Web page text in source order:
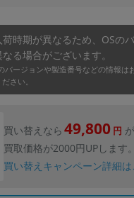
時期が異なるため、OSの
る場合がございます。
バージョンや製造番号などの情報は
さい。
買い替えなら 49,800 円
買取価格が2000円UPします。
買い替えキャンペーン詳細は